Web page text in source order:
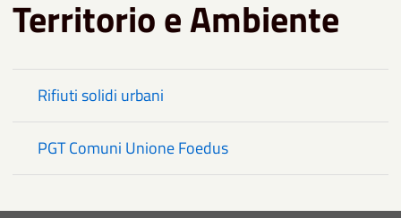
Territorio e Ambiente
Rifiuti solidi urbani
PGT Comuni Unione Foedus